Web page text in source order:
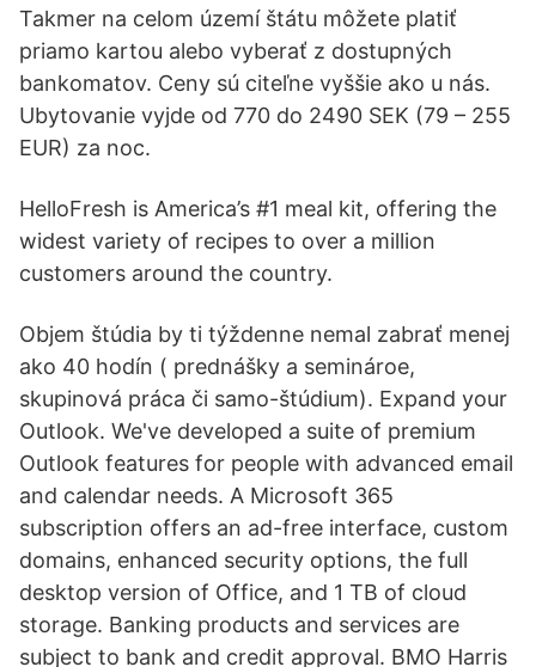
Takmer na celom území štátu môžete platiť
priamo kartou alebo vyberať z dostupných
bankomatov. Ceny sú citeľne vyššie ako u nás.
Ubytovanie vyjde od 770 do 2490 SEK (79 – 255
EUR) za noc.
HelloFresh is America’s #1 meal kit, offering the
widest variety of recipes to over a million
customers around the country.
Objem štúdia by ti týždenne nemal zabrať menej
ako 40 hodín ( prednášky a seminároe,
skupinová práca či samo-štúdium). Expand your
Outlook. We've developed a suite of premium
Outlook features for people with advanced email
and calendar needs. A Microsoft 365
subscription offers an ad-free interface, custom
domains, enhanced security options, the full
desktop version of Office, and 1 TB of cloud
storage. Banking products and services are
subject to bank and credit approval. BMO Harris